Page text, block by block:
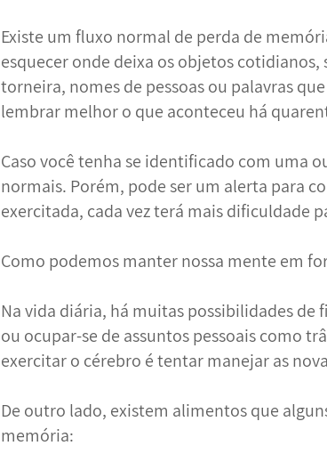
Existe um fluxo normal de perda de
esquecer onde deixa os objetos
torneira, nomes de pessoas ou palavras
lembrar melhor o que aconteceu há
Caso você tenha se identificado com uma
normais. Porém, pode ser um alerta para
exercitada, cada vez terá mais dificuldade
Como podemos manter nossa mente em
Na vida diária, há muitas possibilidades
ou ocupar-se de assuntos pessoais como
exercitar o cérebro é tentar manejar as
De outro lado, existem alimentos que
memória: